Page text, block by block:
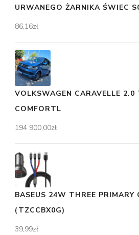
URWANEGO ŻARNIKA ŚWIEC
86,16zł
VOLKSWAGEN CARAVELLE
COMFORTL
194 900,00zł
BASEUS 24W THREE PRIMARY
(TZCCBX0G)
39,99zł